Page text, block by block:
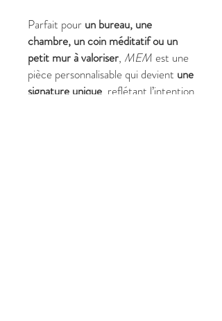
Parfait pour un bureau, une
chambre, un coin méditatif ou un
petit mur à valoriser, MEM est une
pièce personnalisable qui devient une
signature unique , reflétant l’intention